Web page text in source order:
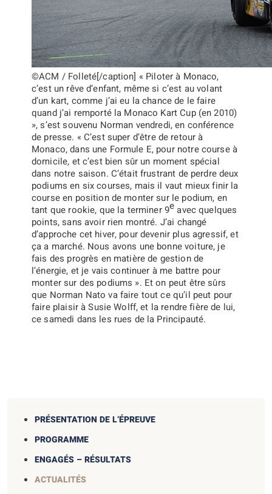
PRÉSENTATION DE L’ÉPREUVE
PROGRAMME
ENGAGÉS – RÉSULTATS
ACTUALITÉS
©ACM / Folleté[/caption] « Piloter à Monaco,
c’est un rêve d’enfant, même si c’est au volant
d’un kart, comme j’ai eu la chance de le faire
quand j’ai remporté la Monaco Kart Cup (en 2010)
», s’est souvenu Norman vendredi, en conférence
de presse. « C’est super d’être de retour à
Monaco, dans une Formule E, pour notre course à
domicile, et c’est bien sûr un moment spécial
dans notre saison. C’était frustrant de perdre deux
podiums en six courses, mais il vaut mieux finir la
course en position de monter sur le podium, en
tant que rookie, que la terminer 9eavec quelques
points, sans avoir rien montré. J’ai changé
d’approche cet hiver, pour devenir plus agressif, et
ça a marché. Nous avons une bonne voiture, je
fais des progrès en matière de gestion de
l’énergie, et je vais continuer à me battre pour
monter sur des podiums ». Et on peut être sûrs
que Norman Nato va faire tout ce qu’il peut pour
faire plaisir à Susie Wolff, et la rendre fière de lui,
ce samedi dans les rues de la Principauté.